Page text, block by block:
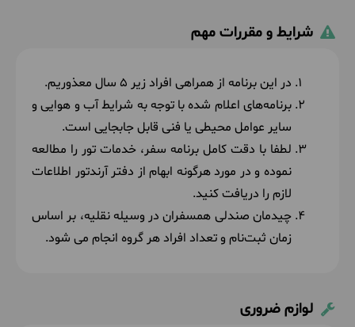
شرایط و مقررات مهم
در این برنامه از همراهی افراد زیر 5 سال معذوریم.
برنامه‌های اعلام شده با توجه به شرایط آب و هوایی و
سایر عوامل محیطی یا فنی قابل جابجایی است.
لطفا با دقت کامل برنامه سفر، خدمات تور را مطالعه
نموده و در مورد هرگونه ابهام از دفتر آرندتور اطلاعات
لازم را دریافت کنید.
چیدمان صندلی همسفران در وسیله نقلیه، بر اساس
زمان ثبت‌نام و تعداد افراد هر گروه انجام می شود.
لوازم ضروری